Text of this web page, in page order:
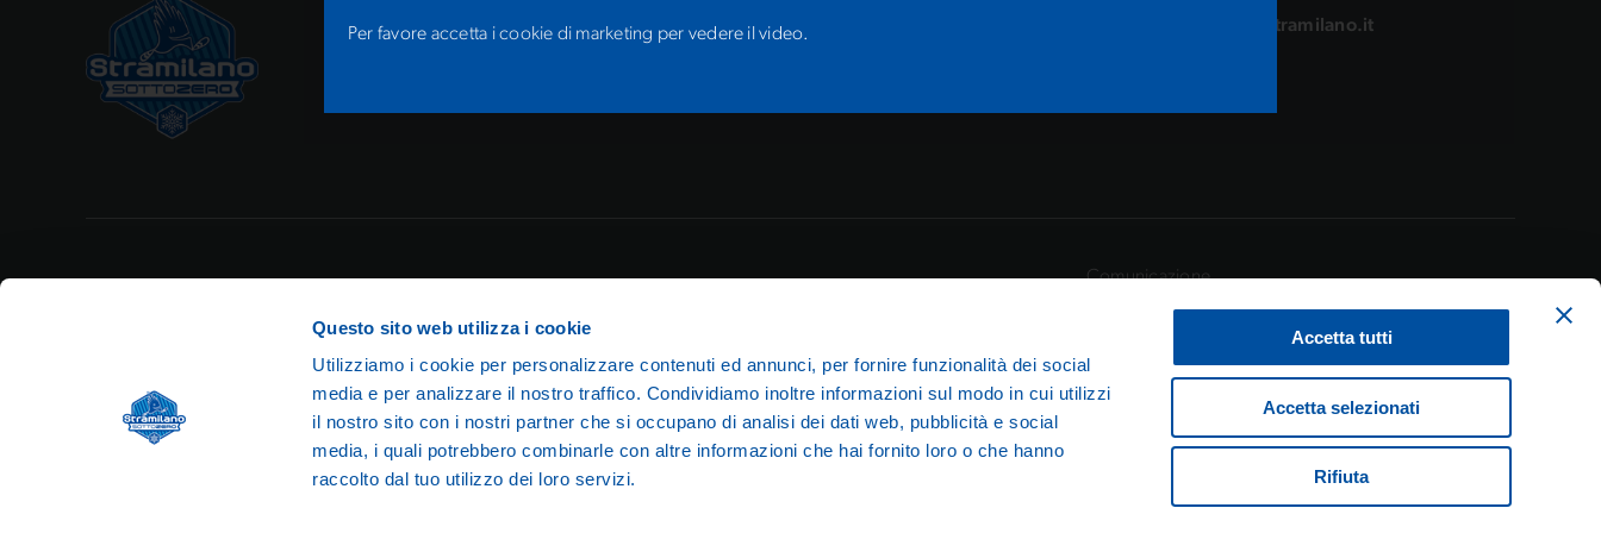
Questo sito web utilizza i cookie
Utilizziamo i cookie per personalizzare contenuti ed annunci, per fornire funzionalità dei social
media e per analizzare il nostro traffico. Condividiamo inoltre informazioni sul modo in cui utilizzi
il nostro sito con i nostri partner che si occupano di analisi dei dati web, pubblicità e social
media, i quali potrebbero combinarle con altre informazioni che hai fornito loro o che hanno
raccolto dal tuo utilizzo dei loro servizi.
Accetta tutti
Accetta selezionati
Rifiuta
stramilanosottozero@stramilano.it
Informativa Privacy partecipazione all’evento Note legali
Comunicazione
© 2026 Stramilano Running Club S.S.D. a r.l. — Via Lorenzo Valla, 16 – 20141 Milano
Partita IVA 10920370961 — F.I.D.A.L. MI 938 —
Per favore accetta i cookie di marketing per vedere il video.